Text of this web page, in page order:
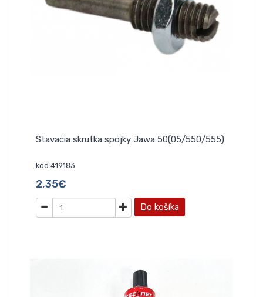
Stavacia skrutka spojky Jawa 50(05/550/555)
kód:419183
2,35€
Do košíka